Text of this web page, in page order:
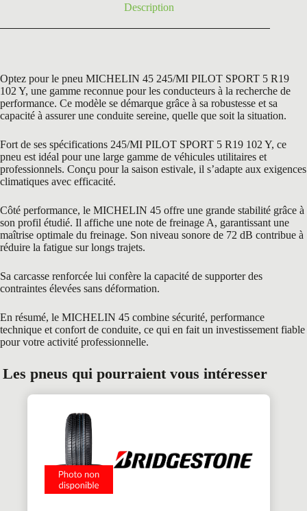
Description
Optez pour le pneu MICHELIN 45 245/MI PILOT SPORT 5 R19
102 Y, une gamme reconnue pour les conducteurs à la recherche de
performance. Ce modèle se démarque grâce à sa robustesse et sa
capacité à assurer une conduite sereine, quelle que soit la situation.
Fort de ses spécifications 245/MI PILOT SPORT 5 R19 102 Y, ce
pneu est idéal pour une large gamme de véhicules utilitaires et
professionnels. Conçu pour la saison estivale, il s’adapte aux exigences
climatiques avec efficacité.
Côté performance, le MICHELIN 45 offre une grande stabilité grâce à
son profil étudié. Il affiche une note de freinage A, garantissant une
maîtrise optimale du freinage. Son niveau sonore de 72 dB contribue à
réduire la fatigue sur longs trajets.
Sa carcasse renforcée lui confère la capacité de supporter des
contraintes élevées sans déformation.
En résumé, le MICHELIN 45 combine sécurité, performance
technique et confort de conduite, ce qui en fait un investissement fiable
pour votre activité professionnelle.
Les pneus qui pourraient vous intéresser